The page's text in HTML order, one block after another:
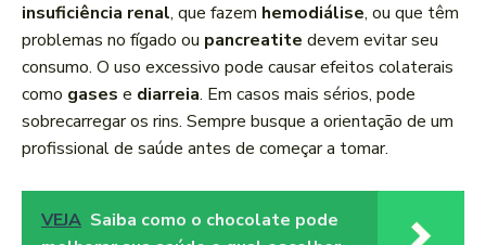
insuficiência renal, que fazem hemodiálise, ou que têm
problemas no fígado ou pancreatite devem evitar seu
consumo. O uso excessivo pode causar efeitos colaterais
como gases e diarreia. Em casos mais sérios, pode
sobrecarregar os rins. Sempre busque a orientação de um
profissional de saúde antes de começar a tomar.
VEJA Saiba como o chocolate pode